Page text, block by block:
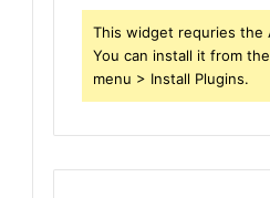
This widget requries the
You can install it from
menu > Install Plugins.